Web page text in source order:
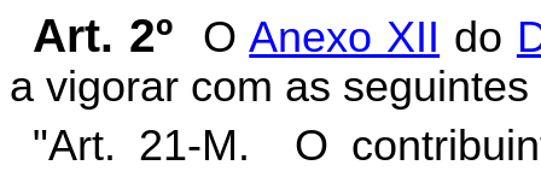
Art. 2º OAnexo XII do
a vigorar com as
"Art. 21-M. O